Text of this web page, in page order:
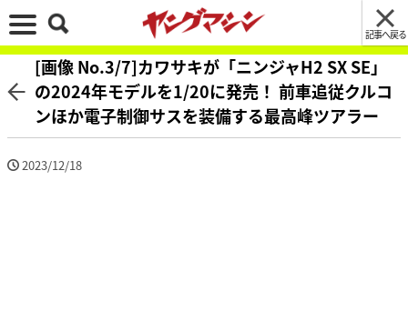
記事へ戻る
[画像 No.3/7]カワサキが「ニンジャH2 SX SE」
の2024年モデルを1/20に発売！ 前車追従クルコ
ンほか電子制御サスを装備する最高峰ツアラー
2023/12/18